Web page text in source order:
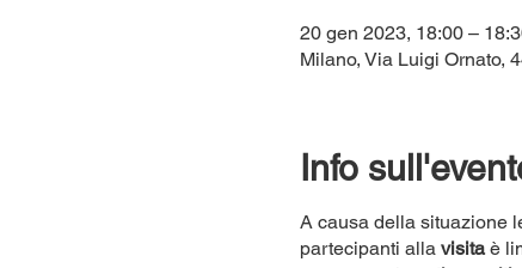
20 gen 2023, 18:00 –
Milano, Via Luigi Ornato,
Info
A causa della situazione
partecipanti alla visitaè